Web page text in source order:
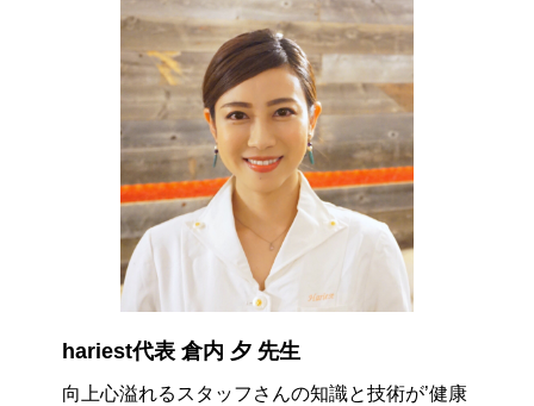
hariest代表 倉内 夕 先生
向上心溢れるスタッフさんの知識と技術が’健康